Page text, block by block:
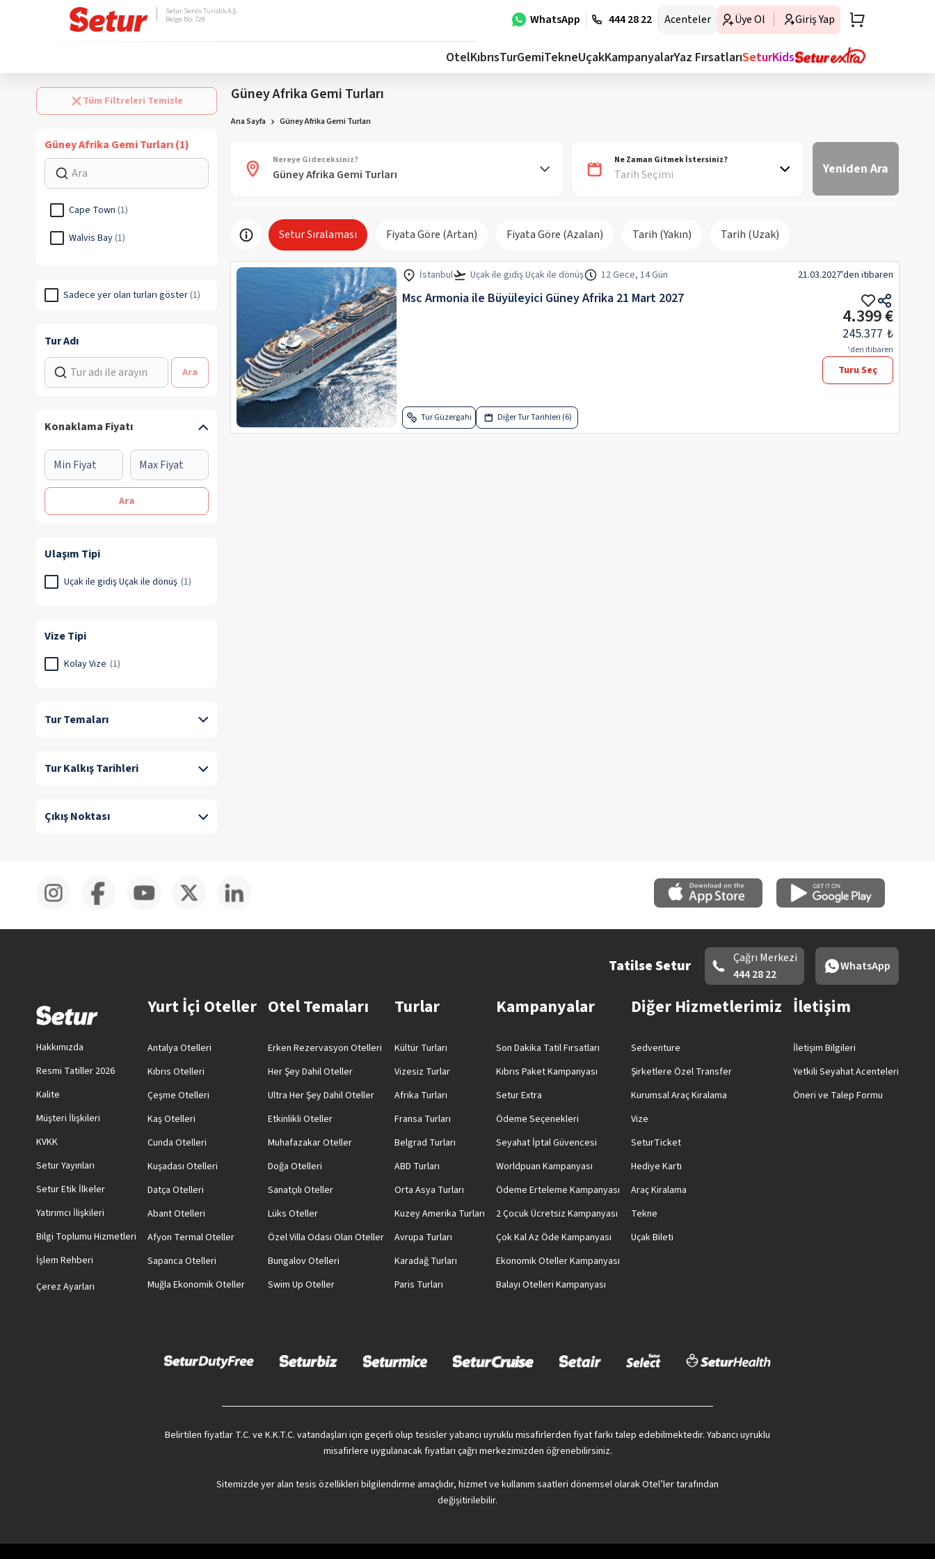
WhatsApp 444 28 22 Acenteler Üye Ol Giriş Yap
Setur Servis Turistik A.Ş.
Belge No: 728
OtelKıbrısTurGemiTekneUçakKampanyalarYaz FırsatlarıSeturKids
Tüm Filtreleri Temizle
Güney Afrika Gemi Turları (1)
Cape Town (1)
Walvis Bay(1)
Sadece yer olan turları göster(1)
Tur Adı
Ara
Konaklama Fiyatı
Ara
Ulaşım Tipi
Uçak ile gidiş Uçak ile dönüş (1)
Vize Tipi
Kolay Vize (1)
Tur Temaları
Tur Kalkış Tarihleri
Çıkış Noktası
Güney Afrika Gemi Turları
Ana Sayfa Güney Afrika Gemi Turları
Nereye Gideceksiniz? Ne Zaman Gitmek İstersiniz?
Tarih Seçimi Yeniden Ara
Setur Sıralaması Fiyata Göre (Artan) Fiyata Göre (Azalan) Tarih (Yakın) Tarih (Uzak)
İstanbul Uçak ile gidiş Uçak ile dönüş 12 Gece, 14 Gün 21.03.2027'den itibaren
Msc Armonia ile Büyüleyici Güney Afrika 21 Mart 2027
Tur Güzergahı Diğer Tur Tarihleri (6)
4.399 €
245.377 ₺
‘den itibaren
Turu Seç
Tatilse Setur
Çağrı Merkezi
444 28 22
WhatsApp
Hakkımızda
Resmi Tatiller 2026
Kalite
Müşteri İlişkileri
KVKK
Setur Yayınları
Setur Etik İlkeler
Yatırımcı İlişkileri
Bilgi Toplumu Hizmetleri
İşlem Rehberi
Çerez Ayarları
Yurt İçi Oteller
Antalya Otelleri
Kıbrıs Otelleri
Çeşme Otelleri
Kaş Otelleri
Cunda Otelleri
Kuşadası Otelleri
Datça Otelleri
Abant Otelleri
Afyon Termal Oteller
Sapanca Otelleri
Muğla Ekonomik Oteller
Otel Temaları
Erken Rezervasyon Otelleri
Her Şey Dahil Oteller
Ultra Her Şey Dahil Oteller
Etkinlikli Oteller
Muhafazakar Oteller
Doğa Otelleri
Sanatçılı Oteller
Lüks Oteller
Özel Villa Odası Olan Oteller
Bungalov Otelleri
Swim Up Oteller
Turlar
Kültür Turları
Vizesiz Turlar
Afrika Turları
Fransa Turları
Belgrad Turları
ABD Turları
Orta Asya Turları
Kuzey Amerika Turları
Avrupa Turları
Karadağ Turları
Paris Turları
Kampanyalar
Son Dakika Tatil Fırsatları
Kıbrıs Paket Kampanyası
Setur Extra
Ödeme Seçenekleri
Seyahat İptal Güvencesi
Worldpuan Kampanyası
Ödeme Erteleme Kampanyası
2 Çocuk Ücretsiz Kampanyası
Çok Kal Az Öde Kampanyası
Ekonomik Oteller Kampanyası
Balayı Otelleri Kampanyası
Diğer Hizmetlerimiz
Sedventure
Şirketlere Özel Transfer
Kurumsal Araç Kiralama
Vize
SeturTicket
Hediye Kartı
Araç Kiralama
Tekne
Uçak Bileti
İletişim
İletişim Bilgileri
Yetkili Seyahat Acenteleri
Öneri ve Talep Formu
Belirtilen fiyatlar T.C. ve K.K.T.C. vatandaşları için geçerli olup tesisler yabancı uyruklu misafirlerden fiyat farkı talep edebilmektedir. Yabancı uyruklu
misafirlere uygulanacak fiyatları çağrı merkezimizden öğrenebilirsiniz.
Sitemizde yer alan tesis özellikleri bilgilendirme amaçlıdır, hizmet ve kullanım saatleri dönemsel olarak Otel’ler tarafından
değişitirilebilir.